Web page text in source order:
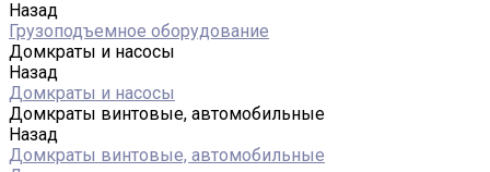
Назад
Грузоподъемное оборудование
Домкраты и насосы
Назад
Домкраты и насосы
Домкраты винтовые, автомобильные
Назад
Домкраты винтовые, автомобильные